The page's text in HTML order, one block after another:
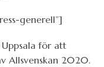
generell”]
för att
Allsvenskan 2020.